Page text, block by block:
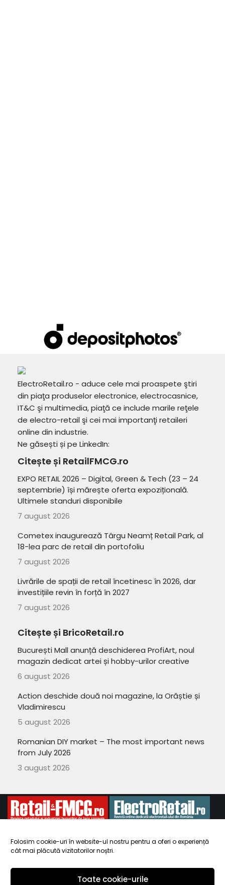
Folosim cookie-uri în website-ul nostru pentru a oferi o experiență
cât mai plăcută vizitatorilor noștri.
Toate cookie-urile
ElectroRetail.ro - aduce cele mai proaspete ştiri
din piaţa produselor electronice, electrocasnice,
IT&C şi multimedia, piaţă ce include marile reţele
de electro-retail şi cei mai importanţi retaileri
online din industrie.
Ne găsești și pe LinkedIn:
Citește și RetailFMCG.ro
EXPO RETAIL 2026 – Digital, Green & Tech (23 – 24
septembrie) își mărește oferta expozițională.
Ultimele standuri disponibile
7 august 2026
Cometex inaugurează Târgu Neamț Retail Park, al
18-lea parc de retail din portofoliu
7 august 2026
Livrările de spații de retail încetinesc în 2026, dar
investițiile revin în forță în 2027
7 august 2026
Citește și BricoRetail.ro
București Mall anunță deschiderea ProfiArt, noul
magazin dedicat artei și hobby-urilor creative
6 august 2026
Action deschide două noi magazine, la Orăștie și
Vladimirescu
5 august 2026
Romanian DIY market – The most important news
from July 2026
3 august 2026
site-ului.